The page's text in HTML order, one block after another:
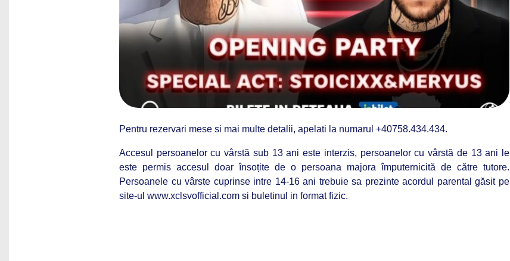
Pentru rezervari mese si mai multe detalii, apelati la numarul +40758.434.434.
Accesul persoanelor cu vârstă sub 13 ani este interzis, persoanelor cu vârstă de 13 ani le
este permis accesul doar însoțite de o persoana majora împuternicită de către tutore.
Persoanele cu vârste cuprinse intre 14-16 ani trebuie sa prezinte acordul parental găsit pe
site-ul www.xclsvofficial.com si buletinul in format fizic.